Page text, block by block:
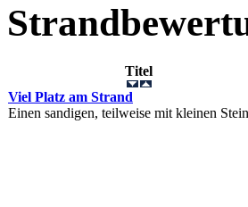
Titel
Viel Platz am Strand
Einen sandigen, teilweise mit kleinen